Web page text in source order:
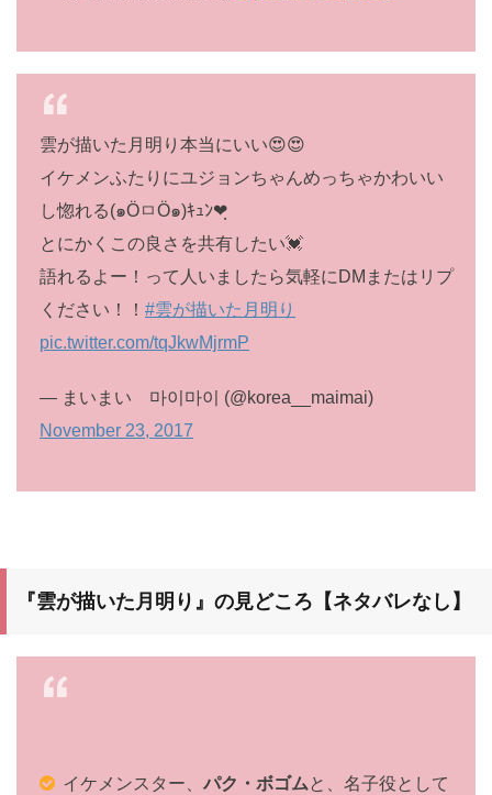
雲が描いた月明り本当にいい😍😍
イケメンふたりにユジョンちゃんめっちゃかわいい
し惚れる(๑ÖㅁÖ๑)ｷｭﾝ❤ฺ
とにかくこの良さを共有したい💓
語れるよー！って人いましたら気軽にDMまたはリプ
ください！！ #雲が描いた月明り
pic.twitter.com/tqJkwMjrmP
— まいまい 마이마이 (@korea__maimai)
November 23, 2017
『雲が描いた月明り』の見どころ【ネタバレなし】
イケメンスター、 パク・ボゴムと、名子役として